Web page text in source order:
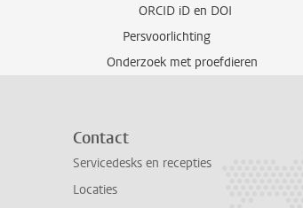
ORCID iD en DOI
Persvoorlichting
Onderzoek met proefdieren
Contact
Servicedesks en recepties
Locaties